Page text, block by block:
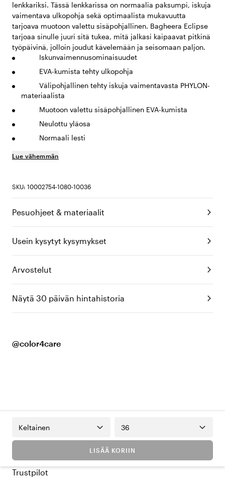
lenkkariksi. Tässä lenkkarissa on normaalia paksumpi, iskuja
vaimentava ulkopohja sekä optimaalista mukavuutta
tarjoava muotoon valettu sisäpohjallinen. Bagheera Eclipse
tarjoaa sinulle juuri sitä tukea, mitä jalkasi kaipaavat pitkinä
työpäivinä, jolloin joudut kävelemään ja seisomaan paljon.
Iskunvaimennusominaisuudet
EVA-kumista tehty ulkopohja
Välipohjallinen tehty iskuja vaimentavasta PHYLON-
materiaalista
Muotoon valettu sisäpohjallinen EVA-kumista
Neulottu yläosa
Normaali lesti
Lue vähemmän
SKU: 10002754-1080-10036
Pesuohjeet & materiaalit
Usein kysytyt kysymykset
Arvostelut
Näytä 30 päivän hintahistoria
@color4care
Keltainen 36
LISÄÄ KORIIN
Trustpilot